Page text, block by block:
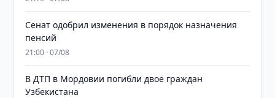
Сенат одобрил изменения в порядок назначения
пенсий
21:00 · 07/08
В ДТП в Мордовии погибли двое граждан
Узбекистана